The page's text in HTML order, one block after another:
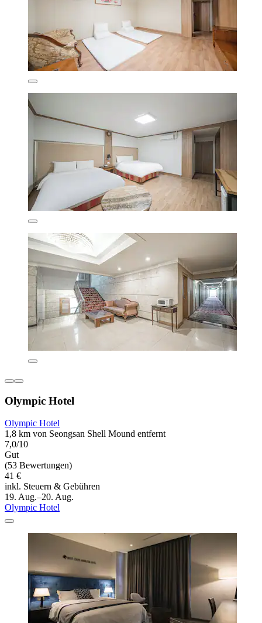
Olympic Hotel
Olympic Hotel
1,8 km von Seongsan Shell Mound entfernt
7,0/10
Gut
(53 Bewertungen)
41 €
inkl. Steuern & Gebühren
19. Aug.–20. Aug.
Olympic Hotel